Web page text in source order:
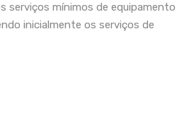
serviços mínimos de equipamento
inicialmente os serviços de